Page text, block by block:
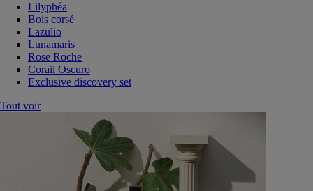
Lilyphéa
Bois corsé
Lazulio
Lunamaris
Rose Roche
Corail Oscuro
Exclusive discovery set
Tout voir